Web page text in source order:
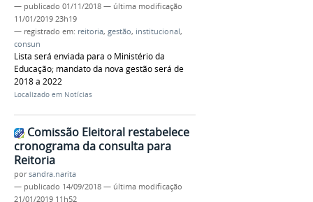
— publicado 01/11/2018 — última modificação
11/01/2019 23h19
— registrado em: reitoria, gestão, institucional,
consun
Lista será enviada para o Ministério da
Educação; mandato da nova gestão será de
2018 a 2022
Localizado em Notícias
Comissão Eleitoral restabelece
cronograma da consulta para
Reitoria
porsandra.narita
— publicado 14/09/2018 — última modificação
21/01/2019 11h52